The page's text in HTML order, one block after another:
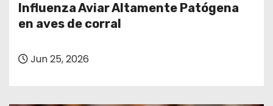
Influenza Aviar Altamente Patógena
en aves de corral
Jun 25, 2026